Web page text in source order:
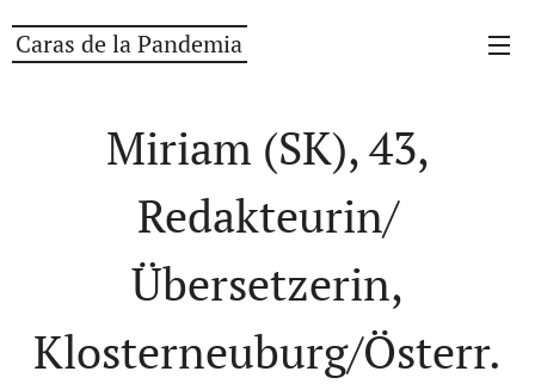
Caras de la Pandemia
Miriam (SK), 43,
Redakteurin/
Übersetzerin,
Klosterneuburg/Österr.